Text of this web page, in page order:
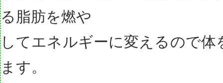
る脂肪を燃や
してエネルギーに変えるので体
ます。